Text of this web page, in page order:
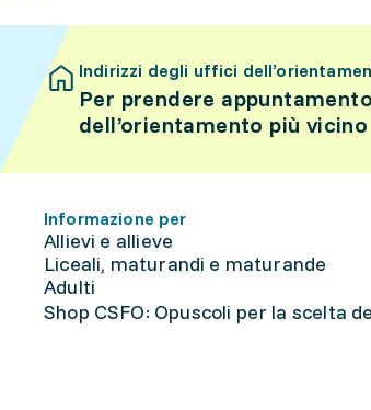
Indirizzi degli uffici
Per prendere
dell’orientamento più vicino
Informazione per
Allievi e allieve
Liceali, maturandi e maturande
Adulti
Shop CSFO: Opuscoli per la scelta